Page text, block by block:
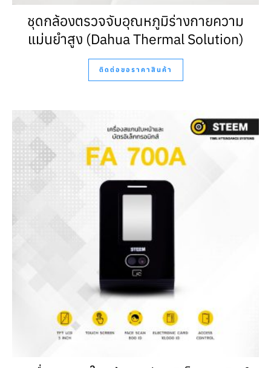
ชุดกล้องตรวจจับอุณหภูมิร่างกายความ
แม่นยำสูง (Dahua Thermal Solution)
ติดต่อขอราคาสินค้า